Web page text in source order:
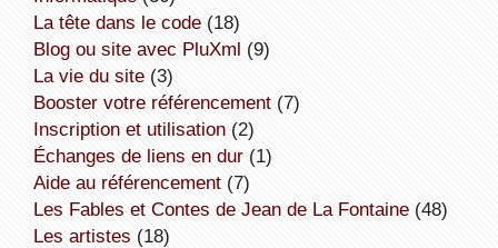
la tête dans le code(18)
Blog ou site avec PluXml (9)
la vie du site(3)
booster votre référencement(7)
inscription et utilisation(2)
échanges de liens en dur(1)
aide au référencement(7)
Les Fables et Contes de Jean de La Fontaine(48)
Les artistes (18)